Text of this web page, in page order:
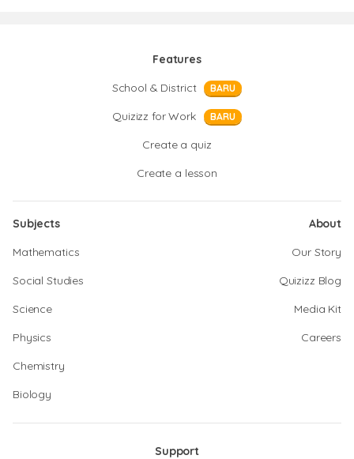
Features
School & District
BARU
Quizizz for Work BARU
Create a quiz
Create a lesson
Subjects
Mathematics
Social Studies
Science
Physics
Chemistry
Biology
About
Our Story
Quizizz Blog
Media Kit
Careers
Support